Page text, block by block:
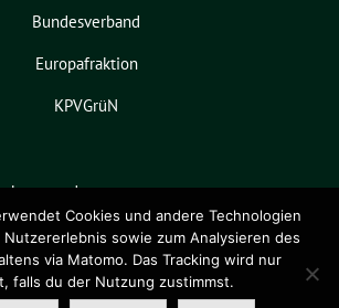
Bundesverband
Europafraktion
KPVGrüN
benutzt das
‐ ein
eG.
Cookies und andere Technologien
sowie zum Analysieren des
via Matomo. Das Tracking wird nur
falls du der Nutzung zustimmst.